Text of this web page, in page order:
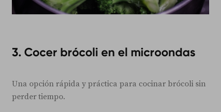
3. Cocer brócoli en el microondas
Una opción rápida y práctica para cocinar brócoli sin
perder tiempo.